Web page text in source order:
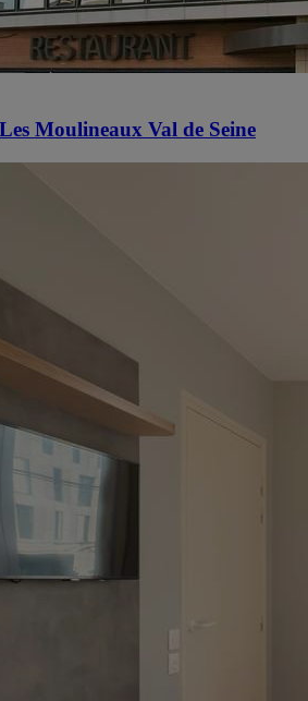
Moulineaux Val de Seine